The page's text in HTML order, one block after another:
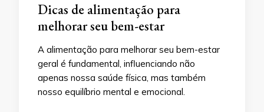
Dicas de alimentação para
melhorar seu bem-estar
A alimentação para melhorar seu bem-estar
geral é fundamental, influenciando não
apenas nossa saúde física, mas também
nosso equilíbrio mental e emocional.